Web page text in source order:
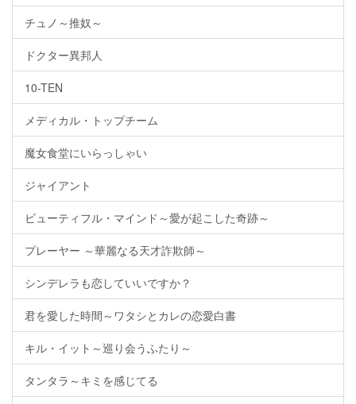
チュノ～推奴～
ドクター異邦人
10-TEN
メディカル・トップチーム
魔女食堂にいらっしゃい
ジャイアント
ビューティフル・マインド～愛が起こした奇跡～
プレーヤー ～華麗なる天才詐欺師～
シンデレラも恋していいですか？
君を愛した時間～ワタシとカレの恋愛白書
キル・イット～巡り会うふたり～
タンタラ～キミを感じてる